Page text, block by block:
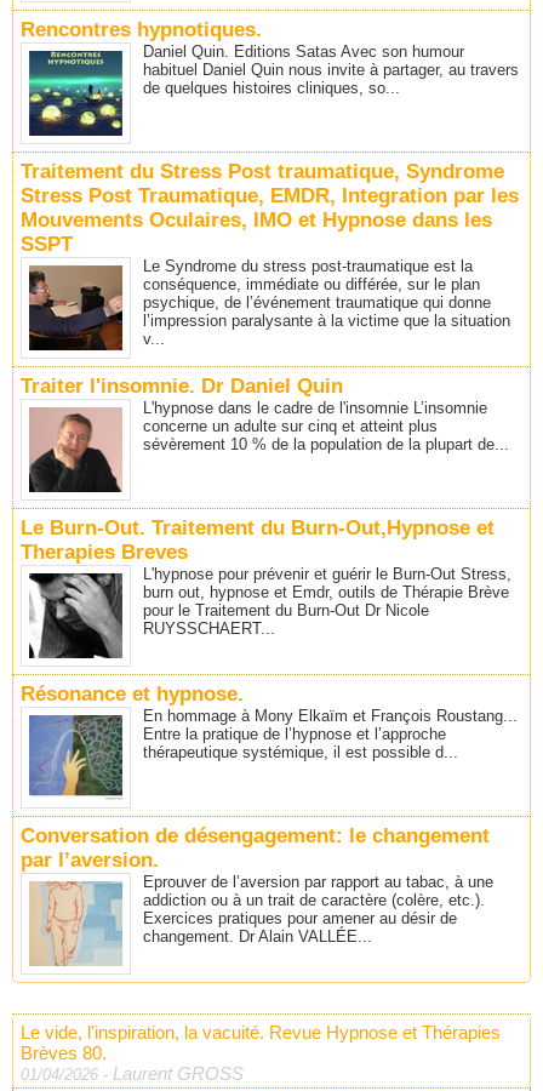
Rencontres hypnotiques.
Daniel Quin. Editions Satas Avec son humour
habituel Daniel Quin nous invite à partager, au travers
de quelques histoires cliniques, so...
Traitement du Stress Post traumatique, Syndrome
Stress Post Traumatique, EMDR, Integration par les
Mouvements Oculaires, IMO et Hypnose dans les
SSPT
Le Syndrome du stress post-traumatique est la
conséquence, immédiate ou différée, sur le plan
psychique, de l’événement traumatique qui donne
l’impression paralysante à la victime que la situation
v...
Traiter l'insomnie. Dr Daniel Quin
L'hypnose dans le cadre de l'insomnie L’insomnie
concerne un adulte sur cinq et atteint plus
sévèrement 10 % de la population de la plupart de...
Le Burn-Out. Traitement du Burn-Out,Hypnose et
Therapies Breves
L'hypnose pour prévenir et guérir le Burn-Out Stress,
burn out, hypnose et Emdr, outils de Thérapie Brève
pour le Traitement du Burn-Out Dr Nicole
RUYSSCHAERT...
Résonance et hypnose.
En hommage à Mony Elkaïm et François Roustang...
Entre la pratique de l’hypnose et l’approche
thérapeutique systémique, il est possible d...
Conversation de désengagement: le changement
par l’aversion.
Eprouver de l’aversion par rapport au tabac, à une
addiction ou à un trait de caractère (colère, etc.).
Exercices pratiques pour amener au désir de
changement. Dr Alain VALLÉE...
Le vide, l'inspiration, la vacuité. Revue Hypnose et Thérapies
Brèves 80.
01/04/2026 - Laurent GROSS